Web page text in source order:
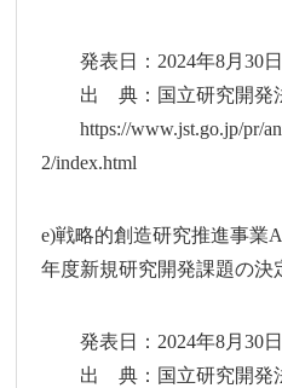
発表日：2024年8月30日
出 典：国立研究開発法
https://www.jst.go.jp/pr/
2/index.html
e)戦略的創造研究推進事業
年度新規研究開発課題の決
発表日：2024年8月30日
出 典：国立研究開発法